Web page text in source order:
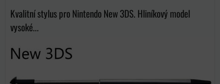
Kvalitní stylus pro Nintendo New 3DS. Hliníkový model
vysoké...